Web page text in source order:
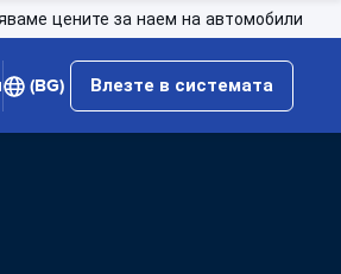
цените за наем на автомобили
(BG) Влезте в системата